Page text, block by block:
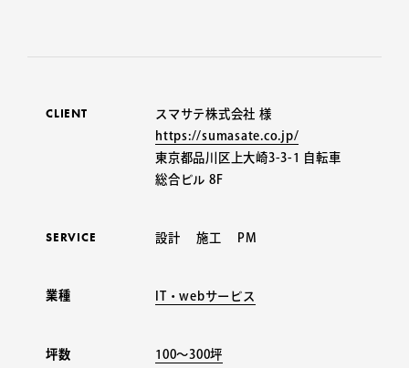
CLIENT
スマサテ株式会社 様
https://sumasate.co.jp/
東京都品川区上大崎3-3-1 自転車
総合ビル 8F
SERVICE 設計 施工 PM
業種 IT・webサービス
坪数 100〜300坪